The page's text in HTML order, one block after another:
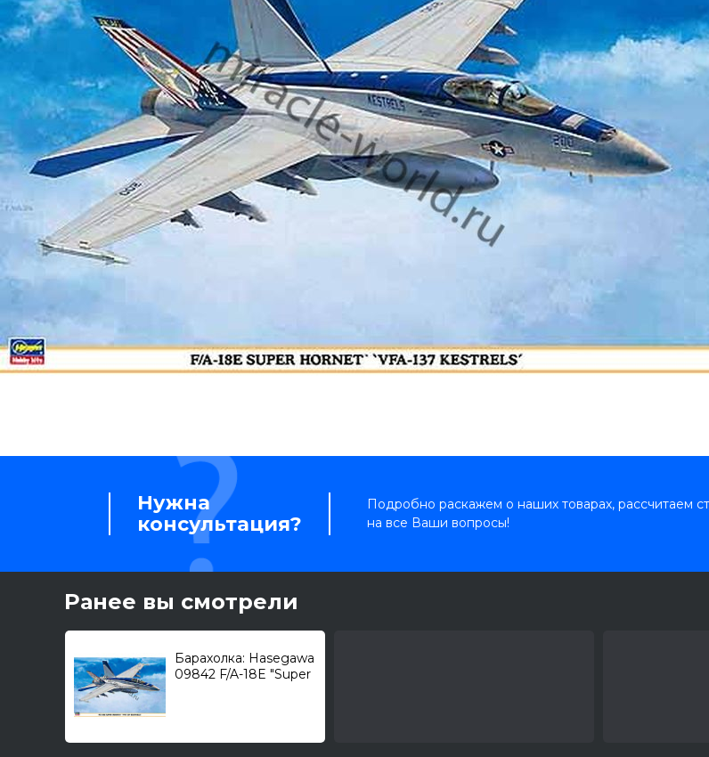
Нужна
консультация?
Подробно раскажем о наших товарах, рассчитаем
на все Ваши вопросы!
Ранее вы смотрели
Барахолка: Hasegawa
09842 F/A-18E "Super